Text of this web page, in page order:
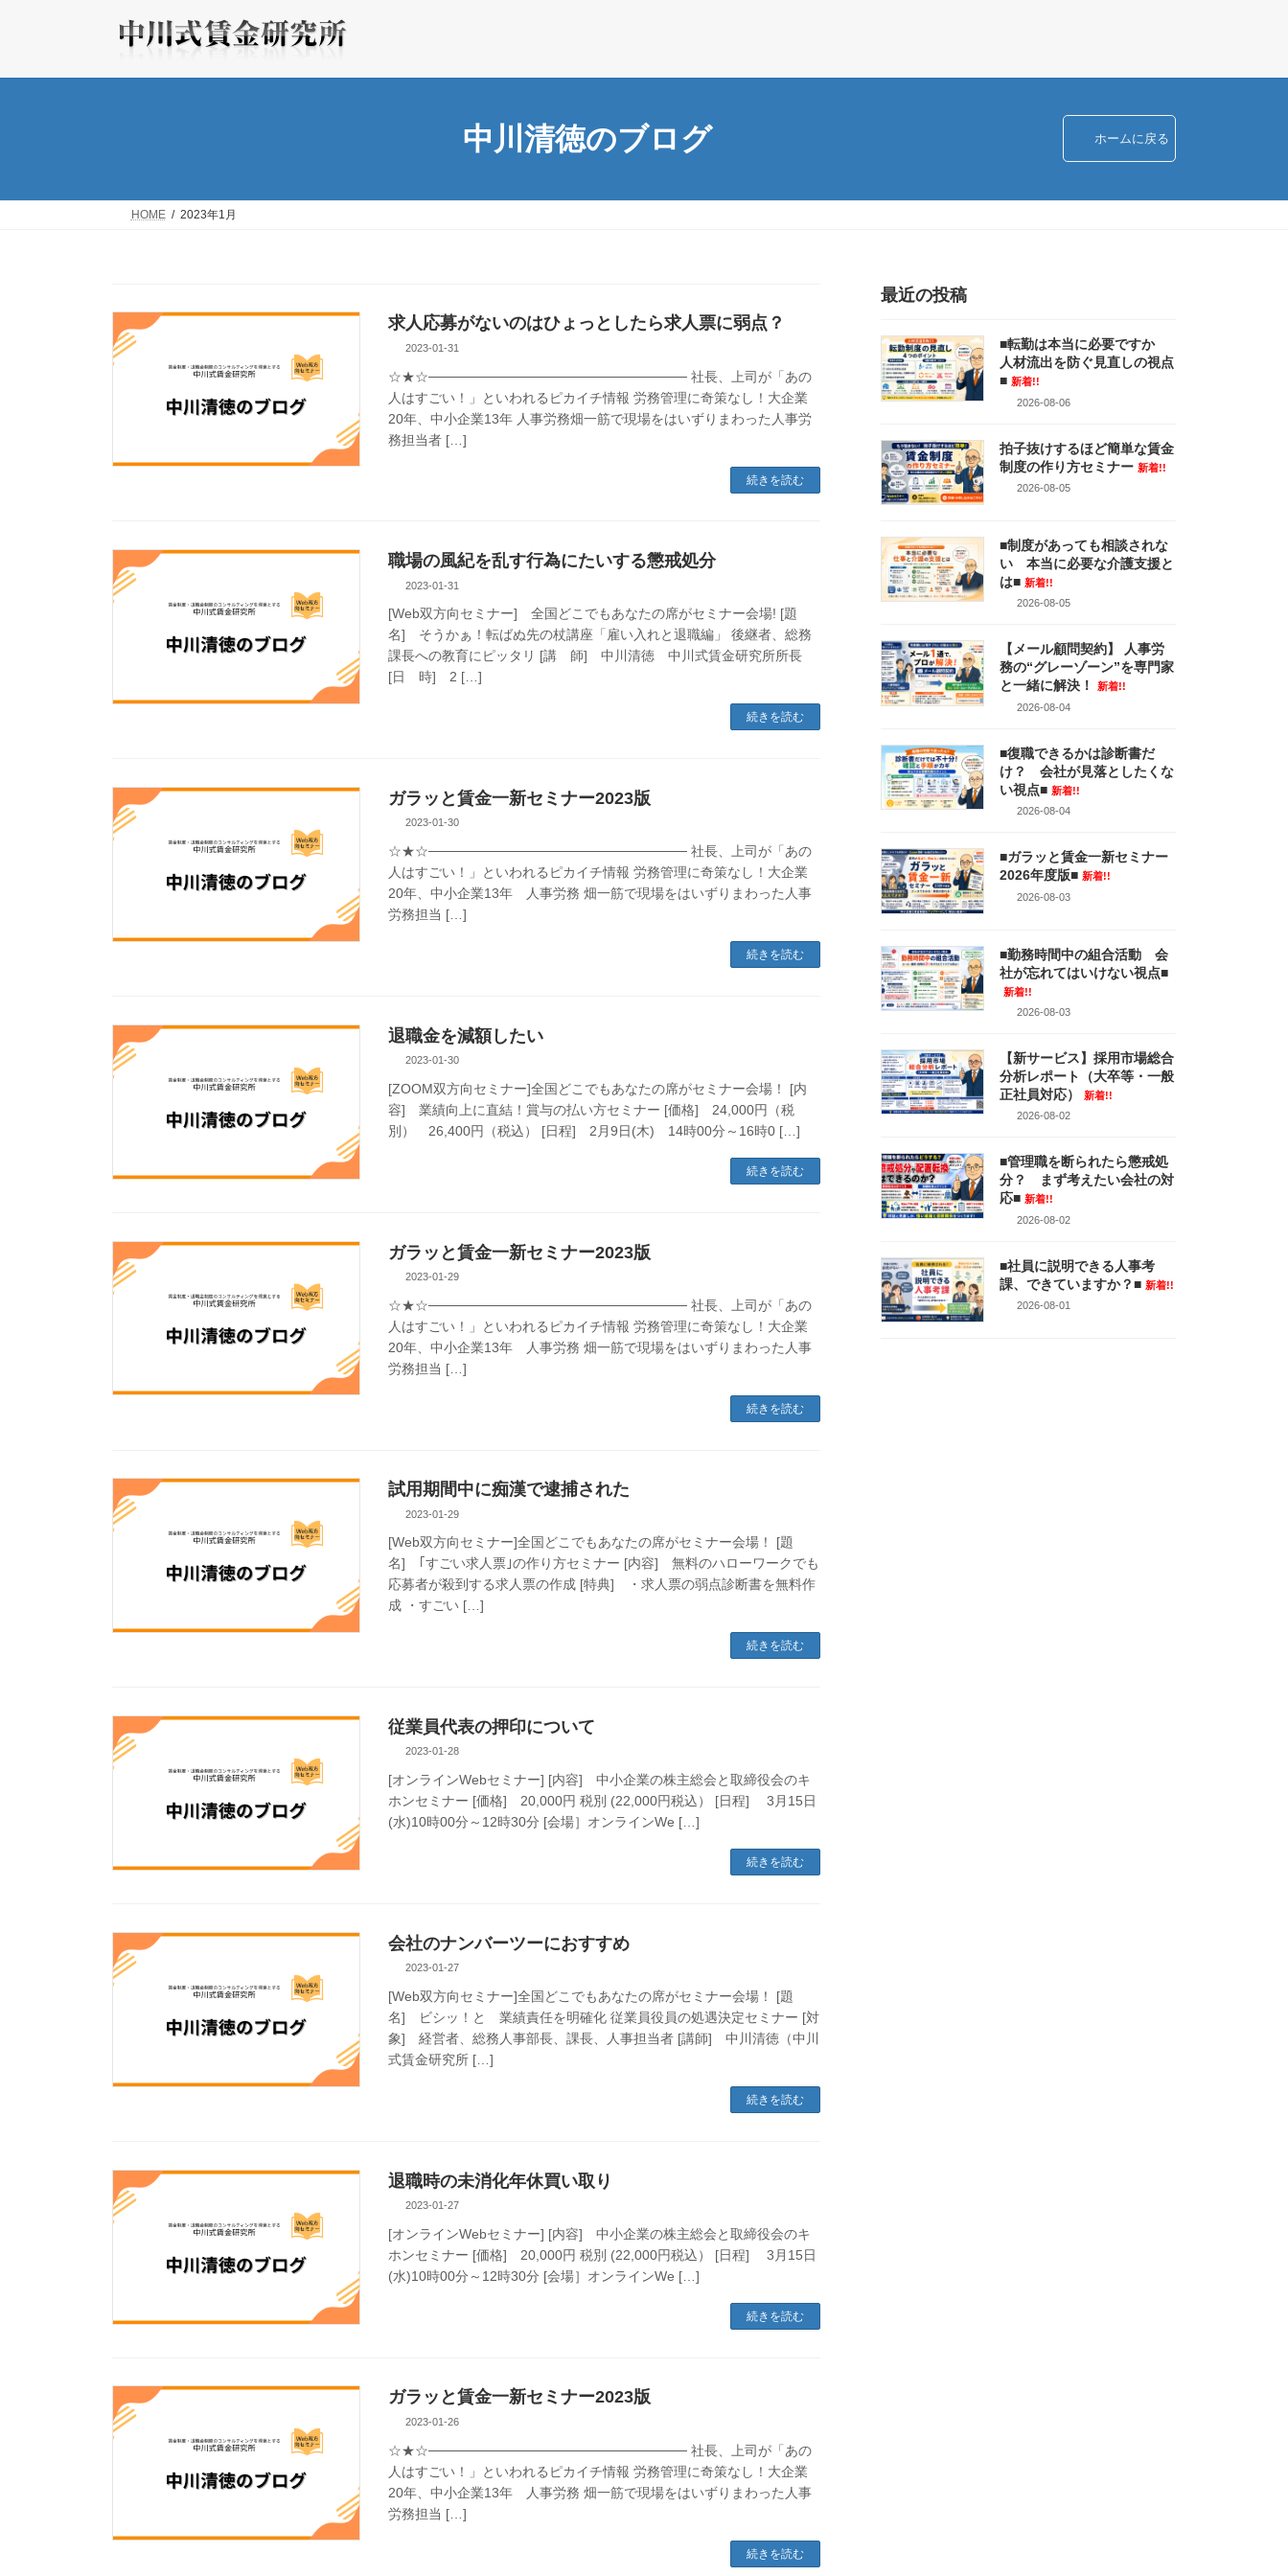
中川清徳のブログ ホームに戻る
HOME 2023年1月
求人応募がないのはひょっとしたら求人票に弱点？
2023-01-31
☆★☆─────────────────────────── 社長、上司が「あの
人はすごい！」といわれるピカイチ情報 労務管理に奇策なし！大企業
20年、中小企業13年 人事労務畑一筋で現場をはいずりまわった人事労
務担当者 […]
続きを読む
職場の風紀を乱す行為にたいする懲戒処分
2023-01-31
[Web双方向セミナー] 全国どこでもあなたの席がセミナー会場! [題
名] そうかぁ！転ばぬ先の杖講座「雇い入れと退職編」 後継者、総務
課長への教育にピッタリ [講 師] 中川清徳 中川式賃金研究所所長
[日 時] 2 […]
続きを読む
ガラッと賃金一新セミナー2023版
2023-01-30
☆★☆─────────────────────────── 社長、上司が「あの
人はすごい！」といわれるピカイチ情報 労務管理に奇策なし！大企業
20年、中小企業13年 人事労務 畑一筋で現場をはいずりまわった人事
労務担当 […]
続きを読む
退職金を減額したい
2023-01-30
[ZOOM双方向セミナー]全国どこでもあなたの席がセミナー会場！ [内
容] 業績向上に直結！賞与の払い方セミナー [価格] 24,000円（税
別） 26,400円（税込） [日程] 2月9日(木) 14時00分～16時0 […]
続きを読む
ガラッと賃金一新セミナー2023版
2023-01-29
☆★☆─────────────────────────── 社長、上司が「あの
人はすごい！」といわれるピカイチ情報 労務管理に奇策なし！大企業
20年、中小企業13年 人事労務 畑一筋で現場をはいずりまわった人事
労務担当 […]
続きを読む
試用期間中に痴漢で逮捕された
2023-01-29
[Web双方向セミナー]全国どこでもあなたの席がセミナー会場！ [題
名] ｢すごい求人票｣の作り方セミナー [内容] 無料のハローワークでも
応募者が殺到する求人票の作成 [特典] ・求人票の弱点診断書を無料作
成 ・すごい […]
続きを読む
従業員代表の押印について
2023-01-28
[オンラインWebセミナー] [内容] 中小企業の株主総会と取締役会のキ
ホンセミナー [価格] 20,000円 税別 (22,000円税込） [日程] 3月15日
(水)10時00分～12時30分 [会場］オンラインWe […]
続きを読む
会社のナンバーツーにおすすめ
2023-01-27
[Web双方向セミナー]全国どこでもあなたの席がセミナー会場！ [題
名] ビシッ！と 業績責任を明確化 従業員役員の処遇決定セミナー [対
象] 経営者、総務人事部長、課長、人事担当者 [講師] 中川清徳（中川
式賃金研究所 […]
続きを読む
退職時の未消化年休買い取り
2023-01-27
[オンラインWebセミナー] [内容] 中小企業の株主総会と取締役会のキ
ホンセミナー [価格] 20,000円 税別 (22,000円税込） [日程] 3月15日
(水)10時00分～12時30分 [会場］オンラインWe […]
続きを読む
ガラッと賃金一新セミナー2023版
2023-01-26
☆★☆─────────────────────────── 社長、上司が「あの
人はすごい！」といわれるピカイチ情報 労務管理に奇策なし！大企業
20年、中小企業13年 人事労務 畑一筋で現場をはいずりまわった人事
労務担当 […]
続きを読む
最近の投稿
■転勤は本当に必要ですか
人材流出を防ぐ見直しの視点
■ 新着!!
2026-08-06
拍子抜けするほど簡単な賃金
制度の作り方セミナー 新着!!
2026-08-05
■制度があっても相談されな
い 本当に必要な介護支援と
は■ 新着!!
2026-08-05
【メール顧問契約】 人事労
務の“グレーゾーン”を専門家
と一緒に解決！
新着!!
2026-08-04
■復職できるかは診断書だ
け？ 会社が見落としたくな
い視点■ 新着!!
2026-08-04
■ガラッと賃金一新セミナー
2026年度版■ 新着!!
2026-08-03
■勤務時間中の組合活動 会
社が忘れてはいけない視点■
新着!!
2026-08-03
【新サービス】採用市場総合
分析レポート（大卒等・一般
正社員対応）
新着!!
2026-08-02
■管理職を断られたら懲戒処
分？ まず考えたい会社の対
応■ 新着!!
2026-08-02
■社員に説明できる人事考
課、できていますか？■ 新着!!
2026-08-01